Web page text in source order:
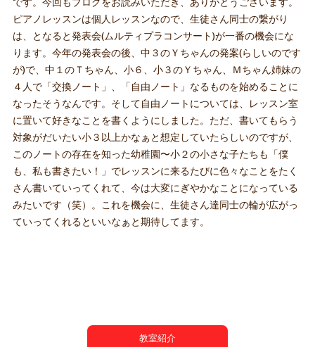
ピアノレッスンは個人レッスンなので、生徒さん同士の繋がり
は、となると発表会(ムルティプラコンサート)が一番の機会にな
ります。今年の発表会の後、中３のＹちゃんの発案(らしいのです
が)で、中１のＴちゃん、小６、小３のＹちゃん、Ｍちゃん姉妹の
４人で「交換ノート」、「自由ノート」なるものを始めることに
なったそうなんです。そして自由ノートについては、レッスン室
に置いて好きなことを書くようにしました。ただ、書いてもらう
対象がだいたい小３以上かなぁと想定していたらしいのですが、
このノートの存在を知った幼稚園〜小２の小さな子たちも「僕
も、私も書きたい！」でレッスンに来るたびに色々なことをたく
さん書いていってくれて、今は大変にぎやかなことになっている
みたいです（笑）。これを機会に、生徒さん達同士の輪が広がっ
ていってくれるといいなぁと期待してます。
教室紹介